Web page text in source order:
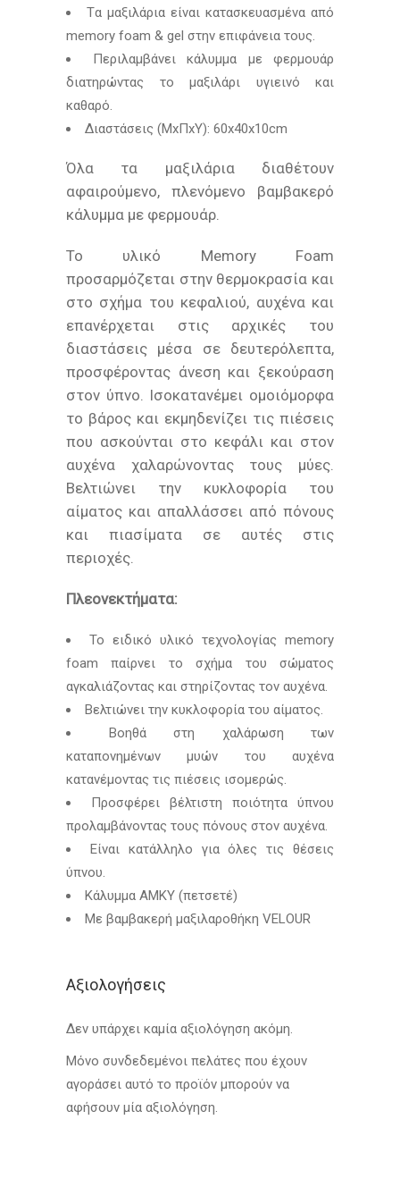
Tα μαξιλάρια είναι κατασκευασμένα από
memory foam & gel στην επιφάνεια τους.
Περιλαμβάνει κάλυμμα με φερμουάρ
διατηρώντας το μαξιλάρι υγιεινό και
καθαρό.
Διαστάσεις (ΜxΠxΥ): 60x40x10cm
Όλα τα μαξιλάρια διαθέτουν
αφαιρούμενο, πλενόμενο βαμβακερό
κάλυμμα με φερμουάρ.
Το υλικό Memory Foam
προσαρμόζεται στην θερμοκρασία και
στο σχήμα του κεφαλιού, αυχένα και
επανέρχεται στις αρχικές του
διαστάσεις μέσα σε δευτερόλεπτα,
προσφέροντας άνεση και ξεκούραση
στον ύπνο. Ισοκατανέμει ομοιόμορφα
το βάρος και εκμηδενίζει τις πιέσεις
που ασκούνται στο κεφάλι και στον
αυχένα χαλαρώνοντας τους μύες.
Βελτιώνει την κυκλοφορία του
αίματος και απαλλάσσει από πόνους
και πιασίματα σε αυτές στις
περιοχές.
Πλεονεκτήματα:
Το ειδικό υλικό τεχνολογίας memory
foam παίρνει το σχήμα του σώματος
αγκαλιάζοντας και στηρίζοντας τον αυχένα.
Βελτιώνει την κυκλοφορία του αίματος.
Βοηθά στη χαλάρωση των
καταπονημένων μυών του αυχένα
κατανέμοντας τις πιέσεις ισομερώς.
Προσφέρει βέλτιστη ποιότητα ύπνου
προλαμβάνοντας τους πόνους στον αυχένα.
Είναι κατάλληλο για όλες τις θέσεις
ύπνου.
Κάλυμμα AMKY (πετσετέ)
Με βαμβακερή μαξιλαροθήκη VELOUR
Αξιολογήσεις
Δεν υπάρχει καμία αξιολόγηση ακόμη.
Μόνο συνδεδεμένοι πελάτες που έχουν
αγοράσει αυτό το προϊόν μπορούν να
αφήσουν μία αξιολόγηση.